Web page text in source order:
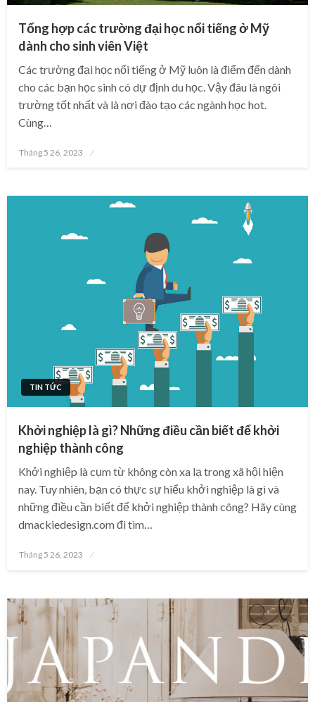
Tổng hợp các trường đại học nổi tiếng ở Mỹ
dành cho sinh viên Việt
Các trường đại học nổi tiếng ở Mỹ luôn là điểm đến dành
cho các bạn học sinh có dự định du học. Vậy đâu là ngôi
trường tốt nhất và là nơi đào tạo các ngành học hot.
Cùng…
Posted
Tháng 5 26, 2023
TIN TỨC
Khởi nghiệp là gì? Những điều cần biết để khởi
nghiệp thành công
Khởi nghiệp là cụm từ không còn xa lạ trong xã hội hiện
nay. Tuy nhiên, bạn có thực sự hiểu khởi nghiệp là gì và
những điều cần biết để khởi nghiệp thành công? Hãy cùng
dmackiedesign.com đi tìm…
Posted
Tháng 5 26, 2023